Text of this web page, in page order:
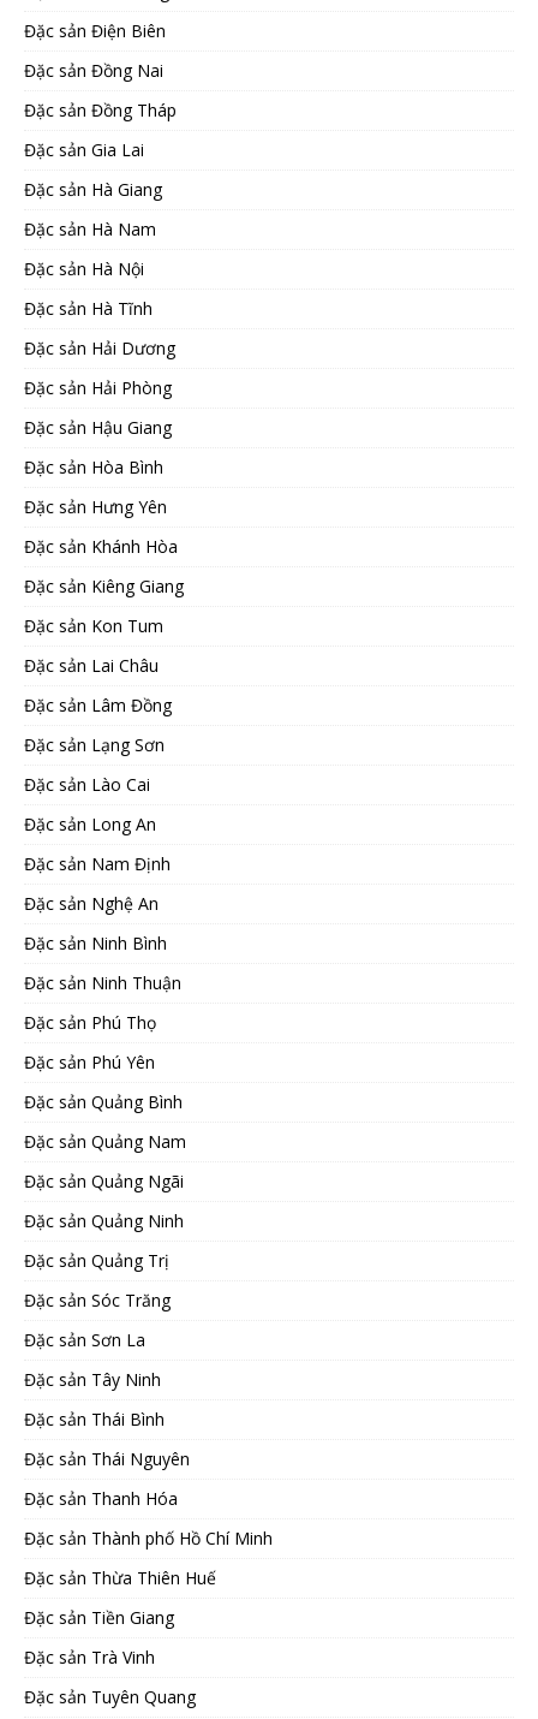
Đặc sản Điện Biên
Đặc sản Đồng Nai
Đặc sản Đồng Tháp
Đặc sản Gia Lai
Đặc sản Hà Giang
Đặc sản Hà Nam
Đặc sản Hà Nội
Đặc sản Hà Tĩnh
Đặc sản Hải Dương
Đặc sản Hải Phòng
Đặc sản Hậu Giang
Đặc sản Hòa Bình
Đặc sản Hưng Yên
Đặc sản Khánh Hòa
Đặc sản Kiêng Giang
Đặc sản Kon Tum
Đặc sản Lai Châu
Đặc sản Lâm Đồng
Đặc sản Lạng Sơn
Đặc sản Lào Cai
Đặc sản Long An
Đặc sản Nam Định
Đặc sản Nghệ An
Đặc sản Ninh Bình
Đặc sản Ninh Thuận
Đặc sản Phú Thọ
Đặc sản Phú Yên
Đặc sản Quảng Bình
Đặc sản Quảng Nam
Đặc sản Quảng Ngãi
Đặc sản Quảng Ninh
Đặc sản Quảng Trị
Đặc sản Sóc Trăng
Đặc sản Sơn La
Đặc sản Tây Ninh
Đặc sản Thái Bình
Đặc sản Thái Nguyên
Đặc sản Thanh Hóa
Đặc sản Thành phố Hồ Chí Minh
Đặc sản Thừa Thiên Huế
Đặc sản Tiền Giang
Đặc sản Trà Vinh
Đặc sản Tuyên Quang